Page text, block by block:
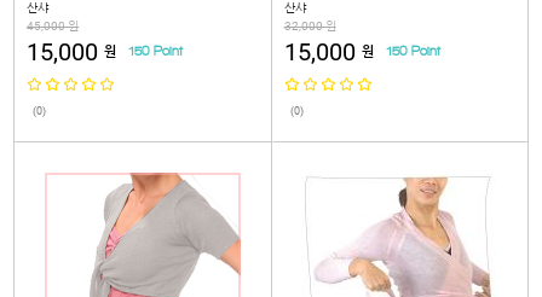
산샤
45,000 원
15,000 원 150 Point
(0)
산샤
32,000 원
15,000 원 150 Point
(0)